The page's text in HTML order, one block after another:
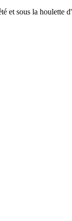
et sous la houlette